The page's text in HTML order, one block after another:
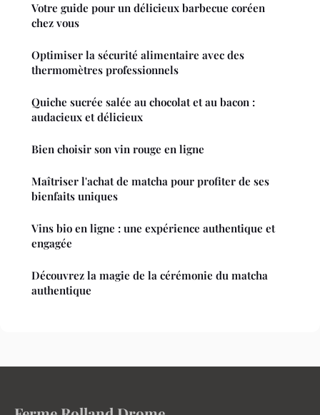
Votre guide pour un délicieux barbecue coréen
chez vous
Optimiser la sécurité alimentaire avec des
thermomètres professionnels
Quiche sucrée salée au chocolat et au bacon :
audacieux et délicieux
Bien choisir son vin rouge en ligne
Maîtriser l'achat de matcha pour profiter de ses
bienfaits uniques
Vins bio en ligne : une expérience authentique et
engagée
Découvrez la magie de la cérémonie du matcha
authentique